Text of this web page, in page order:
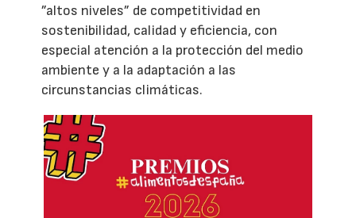
”altos niveles” de competitividad en
sostenibilidad, calidad y eficiencia, con
especial atención a la protección del medio
ambiente y a la adaptación a las
circunstancias climáticas.